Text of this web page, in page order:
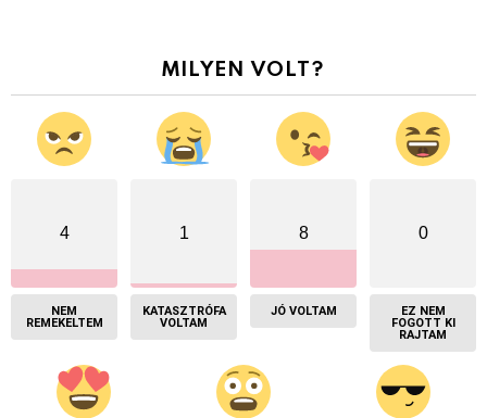
MILYEN VOLT?
4
NEM
REMEKELTEM
1
KATASZTRÓFA
VOLTAM
8
JÓ VOLTAM
0
EZ NEM
FOGOTT KI
RAJTAM